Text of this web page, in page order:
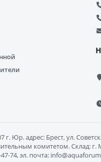
Юр. адрес: Брест, ул.
комитетом. Склад: г.
74, эл. почта: